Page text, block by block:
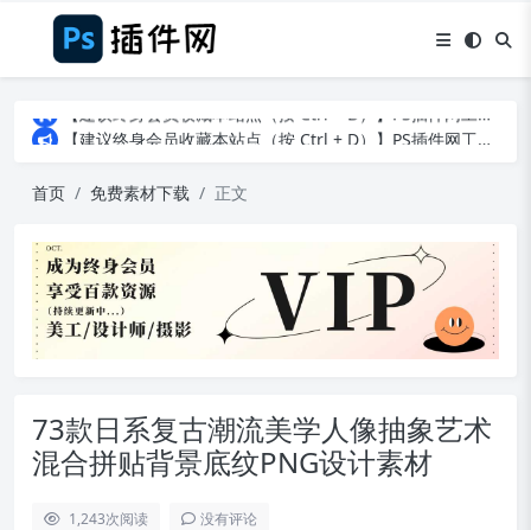
【建议终身会员收藏本站点（按 Ctrl + D）】PS插件网工作日8：30准时更新！（特殊原因除外）
【建议终身会员收藏本站点（按 Ctrl + D）】PS插件网工作日8：30准时更新！（特殊原因除外）
首页 免费素材下载 正文
73款日系复古潮流美学人像抽象艺术
混合拼贴背景底纹PNG设计素材
1,243次阅读 没有评论